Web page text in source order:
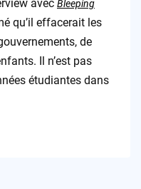
avec Bleeping
qu’il effacerait les
de
Il n’est pas
étudiantes dans